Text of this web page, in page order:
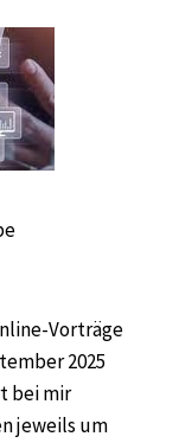
Vorträge
2025
bei mir
jeweils um